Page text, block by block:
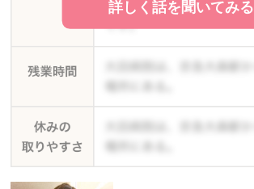
詳しく話を聞いてみる